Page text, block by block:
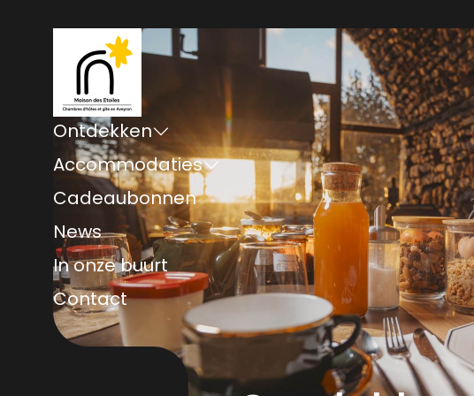
Ontdekken
Accommodaties
Cadeaubonnen
News
In onze buurt
Contact